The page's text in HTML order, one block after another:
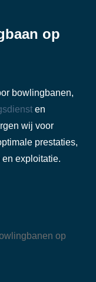
op
bowlingbanen,
en
wij voor
prestaties,
exploitatie.
op